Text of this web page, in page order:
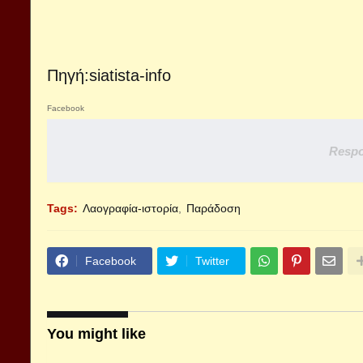
Πηγή:siatista-info
Facebook
Tags: Λαογραφία-ιστορία Παράδοση
Facebook Twitter
You might like